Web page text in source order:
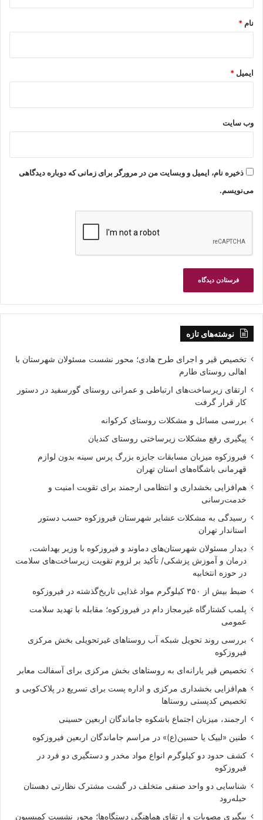
نام *
ایمیل *
وب‌ سایت
ذخیره نام، ایمیل و وبسایت من در مرورگر برای زمانی که دوباره دیدگاهی
می‌نویسم.
نوشته‌های تازه
تخصیص قیر و اجرای طرح هادی؛ محور نشست مسئولان شهرستان با
اهالی روستای طارم
ارتقای زیرساخت‌های ارتباطی و عمرانی روستای گورسفید در دستور
کار قرار گرفت
بررسی مسائل و مشکلات روستای کرکوانه
پیگیری رفع مشکلات زیرساختی روستای کندیان
فیروزکوه میزبان مسابقات جایزه بزرگ پرس سینه بدون لوازم
قهرمانی باشگاه‌های استان تهران
هم‌افزایی بخشداری و انتظامی ارجمند برای تقویت امنیت و
خدمت‌رسانی
رسیدگی به مشکلات عشایر شهرستان فیروزکوه حسب دستور
استاندار تهران
دیدار مسئولان شهرستان‌های دماوند و فیروزکوه با وزیر بهداشت،
درمان و آموزش پزشکی/ تأکید بر لزوم تقویت زیرساخت‌های سلامت
در حوزه انتخابیه
ضبط بیش از ۳۵۰ کیلوگرم مواد غذایی تاریخ‌گذشته در فیروزکوه
پلمب کشتارگاه غیرمجاز دام در فیروزکوه؛ مقابله با تهدید سلامت
عمومی
بررسی روند تحویل شبکه آب روستاهای غیرتحویلی بخش مرکزی
فیروزکوه
تخصیص قیر یارانه‌ای به روستاهای بخش مرکزی برای آسفالت معابر
هم‌افزایی بخشداری مرکزی و اداره پست برای تسریع در پلاک‌کوبی و
تخصیص کدپستی روستاها
ارجمند، میزبان اجتماع باشکوه جاماندگان اربعین حسینی
طنین «لبیک یا حسین(ع)» در مراسم جاماندگان اربعین فیروزکوه
کشف حدود دو کیلوگرم انواع مواد مخدر و دستگیری دو فرد در
فیروزکوه
شناسایی دو واحد صنفی متخلف در گشت مشترک نظارتی دهستان
حبله‌رود
پیگیری مصوبات و ارتقای هماهنگی دستگاه‌ها؛ محور نشست کمیسیون